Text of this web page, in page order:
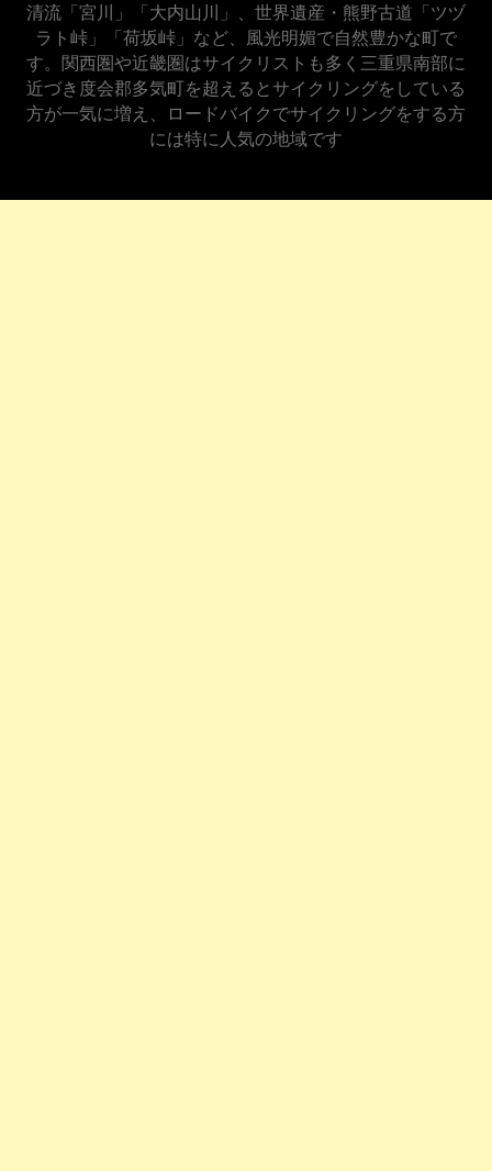
清流「宮川」「大内山川」、世界遺産・熊野古道「ツヅ
ラト峠」「荷坂峠」など、風光明媚で自然豊かな町で
す。関西圏や近畿圏はサイクリストも多く三重県南部に
近づき度会郡多気町を超えるとサイクリングをしている
方が一気に増え、ロードバイクでサイクリングをする方
には特に人気の地域です